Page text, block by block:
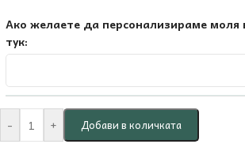
Ако желаете да персонализираме моля
тук:
- + Добави в количката